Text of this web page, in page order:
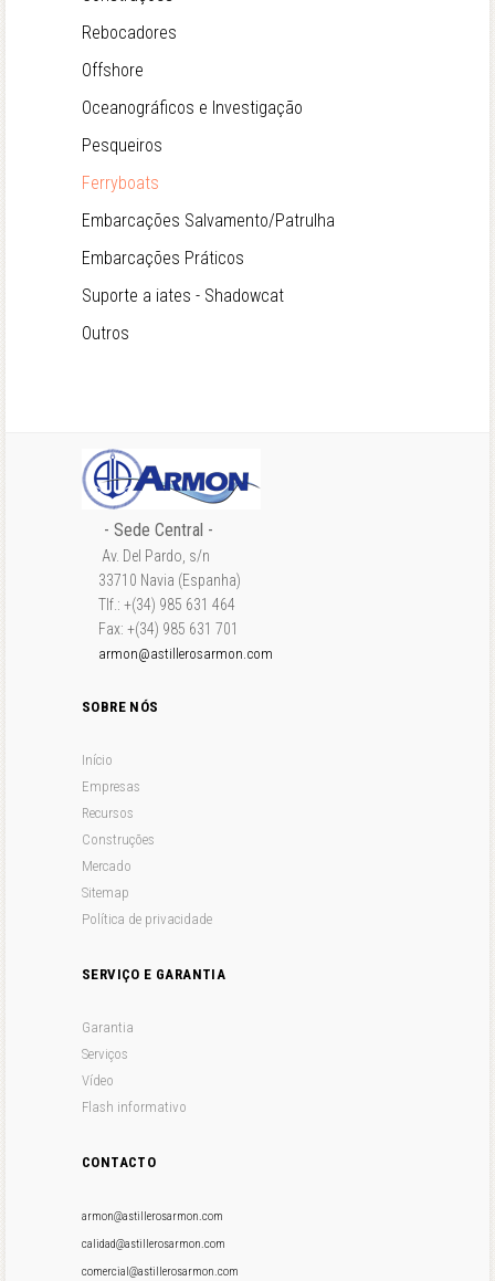
Rebocadores
Offshore
Oceanográficos e Investigação
Pesqueiros
Ferryboats
Embarcações Salvamento/Patrulha
Embarcações Práticos
Suporte a iates - Shadowcat
Outros
- Sede Central -
Av. Del Pardo, s/n
33710 Navia (Espanha)
Tlf.: +(34) 985 631 464
Fax: +(34) 985 631 701
armon@astillerosarmon.com
SOBRE NÓS
Início
Empresas
Recursos
Construções
Mercado
Sitemap
Política de privacidade
SERVIÇO E GARANTIA
Garantia
Serviços
Vídeo
Flash informativo
CONTACTO
armon@astillerosarmon.com
calidad@astillerosarmon.com
comercial@astillerosarmon.com